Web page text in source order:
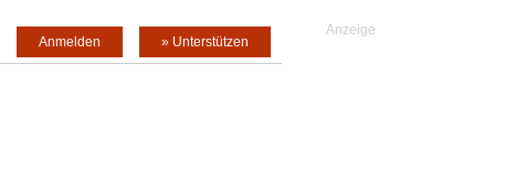
» Unterstützen
Anmelden